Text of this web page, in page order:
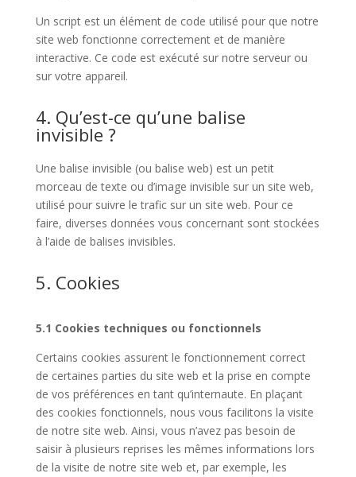
Un script est un élément de code utilisé pour que notre
site web fonctionne correctement et de manière
interactive. Ce code est exécuté sur notre serveur ou
sur votre appareil.
4. Qu’est-ce qu’une balise
invisible ?
Une balise invisible (ou balise web) est un petit
morceau de texte ou d’image invisible sur un site web,
utilisé pour suivre le trafic sur un site web. Pour ce
faire, diverses données vous concernant sont stockées
à l’aide de balises invisibles.
5. Cookies
5.1 Cookies techniques ou fonctionnels
Certains cookies assurent le fonctionnement correct
de certaines parties du site web et la prise en compte
de vos préférences en tant qu’internaute. En plaçant
des cookies fonctionnels, nous vous facilitons la visite
de notre site web. Ainsi, vous n’avez pas besoin de
saisir à plusieurs reprises les mêmes informations lors
de la visite de notre site web et, par exemple, les